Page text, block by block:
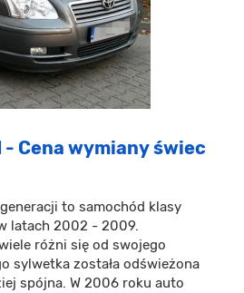
- Cena wymiany świec
to samochód klasy
latach 2002 - 2009.
różni się od swojego
sylwetka została odświeżona
spójna. W 2006 roku auto